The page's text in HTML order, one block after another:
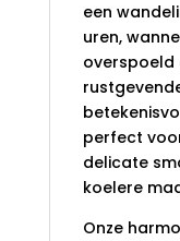
een
uren,
overspoeld
perfect
delicate
koelere
Onze